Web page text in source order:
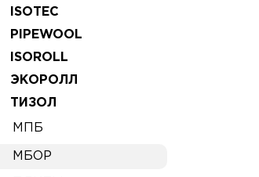
ISOTEC
PIPEWOOL
ISOROLL
ЭКОРОЛЛ
ТИЗОЛ
МПБ
МБОР